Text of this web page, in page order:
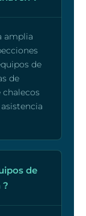
amplia
de
de
de
?